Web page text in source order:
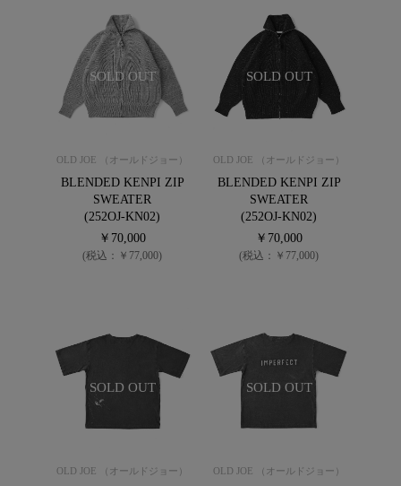
SOLD OUT
OLD JOE （オールドジョー）
BLENDED KENPI ZIP
SWEATER
(252OJ-KN02)
￥70,000
(税込：￥77,000)
SOLD OUT
OLD JOE （オールドジョー）
BLENDED KENPI ZIP
SWEATER
(252OJ-KN02)
￥70,000
(税込：￥77,000)
SOLD OUT
OLD JOE （オールドジョー）
SOLD OUT
OLD JOE （オールドジョー）